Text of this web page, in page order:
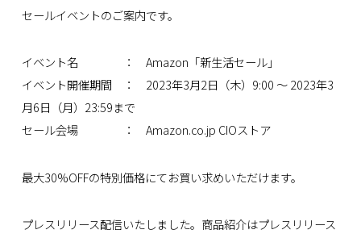
セールイベントのご案内です。
イベント名 ： Amazon「新生活セール」
イベント開催期間 ： 2023年3月2日（木）9:00 ～ 2023年3
月6日（月）23:59まで
セール会場 ： Amazon.co.jp CIOストア
最大30%OFFの特別価格にてお買い求めいただけます。
プレスリリース配信いたしました。商品紹介はプレスリリース